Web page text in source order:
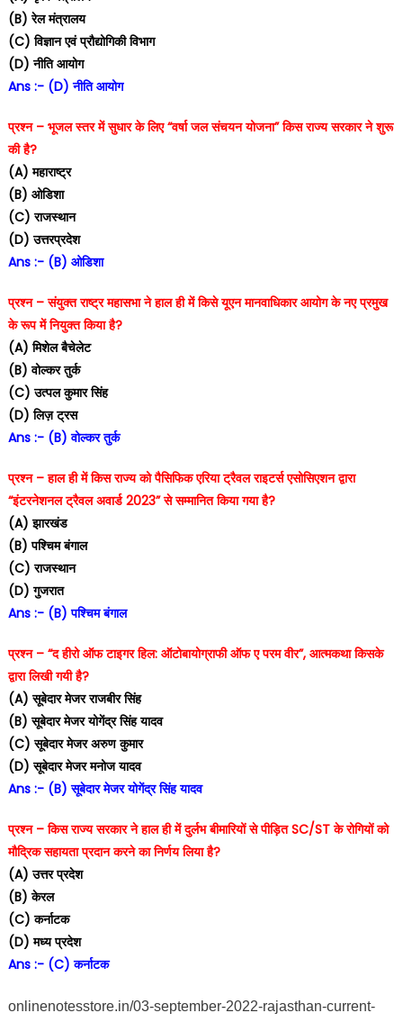
(B) रेल मंत्रालय
(C) विज्ञान एवं प्रौद्योगिकी विभाग
(D) नीति आयोग
Ans :- (D) नीति आयोग
प्रश्न – भूजल स्तर में सुधार के लिए “वर्षा जल संचयन योजना” किस राज्य सरकार ने शुरू
की है?
(A) महाराष्ट्र
(B) ओडिशा
(C) राजस्थान
(D) उत्तरप्रदेश
Ans :- (B) ओडिशा
प्रश्न – संयुक्त राष्ट्र महासभा ने हाल ही में किसे यूएन मानवाधिकार आयोग के नए प्रमुख
के रूप में नियुक्त किया है?
(A) मिशेल बैचेलेट
(B) वोल्कर तुर्क
(C) उत्पल कुमार सिंह
(D) लिज़ ट्रस
Ans :- (B) वोल्कर तुर्क
प्रश्न – हाल ही में किस राज्य को पैसिफिक एरिया ट्रैवल राइटर्स एसोसिएशन द्वारा
“इंटरनेशनल ट्रैवल अवार्ड 2023” से सम्मानित किया गया है?
(A) झारखंड
(B) पश्चिम बंगाल
(C) राजस्थान
(D) गुजरात
Ans :- (B) पश्चिम बंगाल
प्रश्न – “द हीरो ऑफ टाइगर हिल: ऑटोबायोग्राफी ऑफ ए परम वीर”, आत्मकथा किसके
द्वारा लिखी गयी है?
(A) सूबेदार मेजर राजबीर सिंह
(B) सूबेदार मेजर योगेंद्र सिंह यादव
(C) सूबेदार मेजर अरुण कुमार
(D) सूबेदार मेजर मनोज यादव
Ans :- (B) सूबेदार मेजर योगेंद्र सिंह यादव
प्रश्न – किस राज्य सरकार ने हाल ही में दुर्लभ बीमारियों से पीड़ित SC/ST के रोगियों को
मौद्रिक सहायता प्रदान करने का निर्णय लिया है?
(A) उत्तर प्रदेश
(B) केरल
(C) कर्नाटक
(D) मध्य प्रदेश
Ans :- (C) कर्नाटक
onlinenotesstore.in/03-september-2022-rajasthan-current-